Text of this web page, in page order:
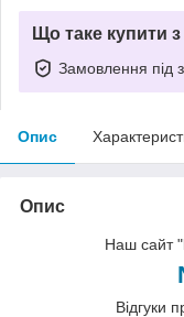
Що таке купити
Замовлення під
Опис
Опис
Наш сайт "
Відгуки